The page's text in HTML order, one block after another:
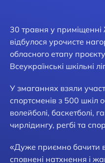
30 травня у
відбулося урочисте
обласного етапу
Всеукраїнські шкільні
У змаганнях взяли
спортсменів з 500 шкіл
волейболі, баскетболі,
чирлідингу, регбі та
«Дуже приємно бачити
сповнені натхнення і